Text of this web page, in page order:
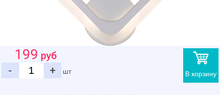
В корзину
199 руб
-
+ шт